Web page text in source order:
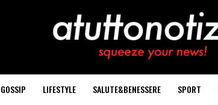
GOSSIP LIFESTYLE SALUTE&BENESSERE SPORT